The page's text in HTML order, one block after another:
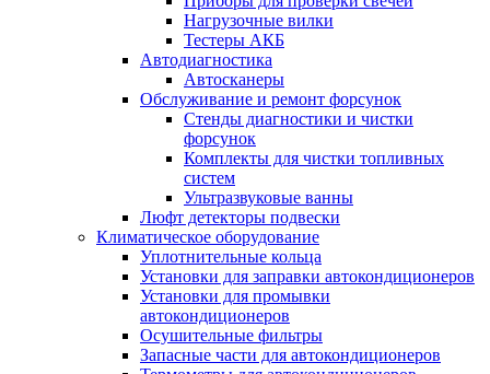
Нагрузочные вилки
Тестеры АКБ
Автодиагностика
Автосканеры
Обслуживание и ремонт форсунок
Стенды диагностики и чистки
форсунок
Комплекты для чистки топливных
систем
Ультразвуковые ванны
Люфт детекторы подвески
Климатическое оборудование
Уплотнительные кольца
Установки для заправки автокондиционеров
Установки для промывки
автокондиционеров
Осушительные фильтры
Запасные части для автокондиционеров